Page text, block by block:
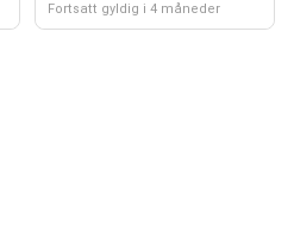
Fortsatt gyldig i 4 måneder